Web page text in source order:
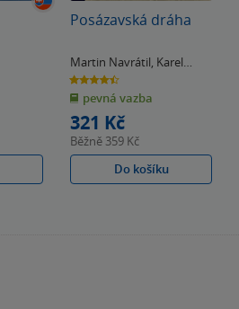
Posázavská dráha
Martin Navrátil, Karel
Černý
4.5
z
5
hvězdiček
pevná vazba
321 Kč
Běžně 359 Kč
Do košíku